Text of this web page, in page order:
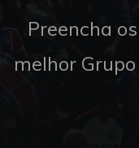
Preencha
melhor